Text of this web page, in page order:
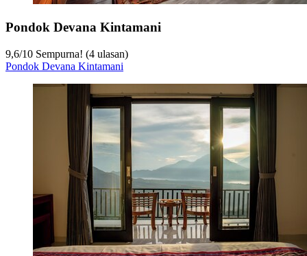
Pondok Devana Kintamani
9,6/10 Sempurna! (4 ulasan)
Pondok Devana Kintamani